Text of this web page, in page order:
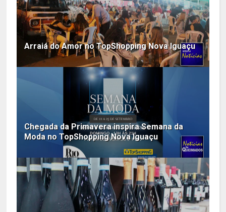
Arraiá do Amor no TopShopping Nova Iguaçu
Chegada da Primavera inspira Semana da
Moda no TopShopping Nova Iguaçu